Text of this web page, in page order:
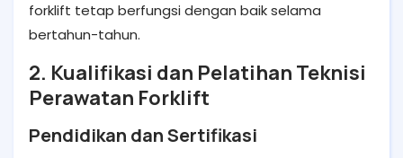
forklift tetap berfungsi dengan baik selama
bertahun-tahun.
2. Kualifikasi dan Pelatihan Teknisi
Perawatan Forklift
Pendidikan dan Sertifikasi